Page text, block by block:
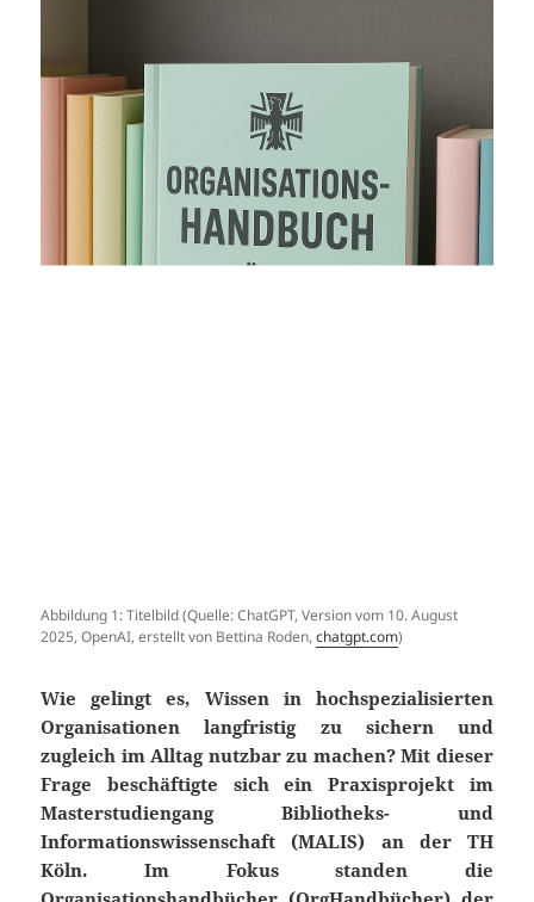
Abbildung 1: Titelbild (Quelle: ChatGPT, Version vom 10. August
2025, OpenAI, erstellt von Bettina Roden,chatgpt.com)
Wie gelingt es, Wissen in hochspezialisierten
Organisationen langfristig zu sichern und
zugleich im Alltag nutzbar zu machen? Mit dieser
Frage beschäftigte sich ein Praxisprojekt im
Masterstudiengang Bibliotheks- und
Informationswissenschaft (MALIS) an der TH
Köln. Im Fokus standen die